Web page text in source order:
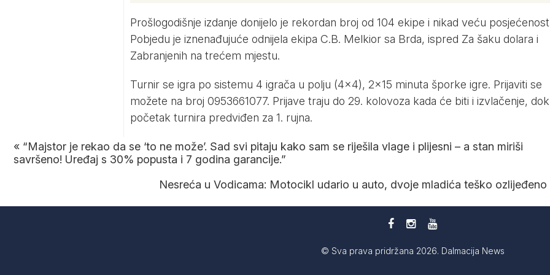
Prošlogodišnje izdanje donijelo je rekordan broj od 104 ekipe i nikad veću
Pobjedu je iznenađujuće odnijela ekipa C.B. Melkior sa Brda, ispred Za šaku dolara i
Zabranjenih na trećem mjestu.
Turnir se igra po sistemu 4 igrača u polju (4×4), 2×15 minuta šporke igre. Prijaviti se
možete na broj 0953661077. Prijave traju do 29. kolovoza kada će biti i izvlačenje,
početak turnira predviđen za 1. rujna.
« “Majstor je rekao da se ‘to ne može’. Sad svi pitaju kako sam se riješila vlage i plijesni – a stan miriši
savršeno! Uređaj s 30% popusta i 7 godina garancije.”
Nesreća u Vodicama: Motocikl udario u auto, dvoje mladića teško ozlijeđeno
© Sva prava pridržana 2026. Dalmacija News